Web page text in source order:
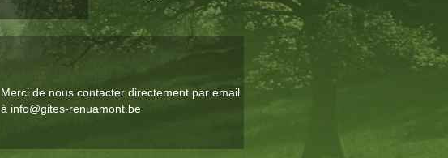
Merci de nous contacter directement par email
à info@gites-renuamont.be